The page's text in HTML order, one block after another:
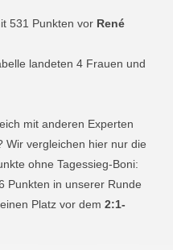
531 Punkten vor René
landeten 4 Frauen und
mit anderen Experten
Wir vergleichen hier nur die
ohne Tagessieg-Boni:
Punkten in unserer Runde
Platz vor dem2:1-